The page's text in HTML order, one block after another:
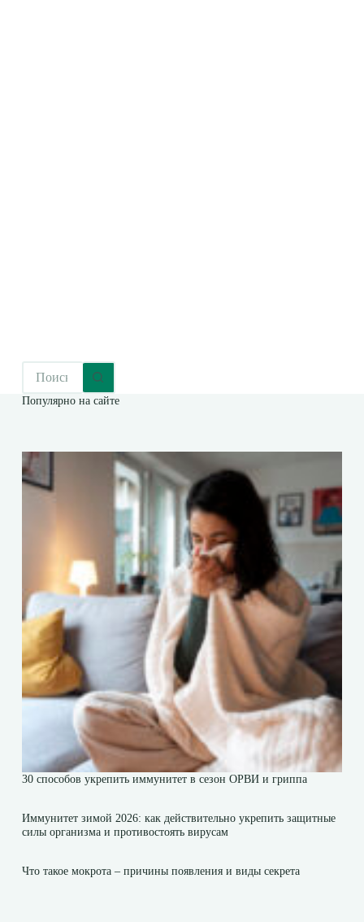
Популярно на сайте
30 способов укрепить иммунитет в сезон ОРВИ и гриппа
Иммунитет зимой 2026: как действительно укрепить защитные
силы организма и противостоять вирусам
Что такое мокрота – причины появления и виды секрета